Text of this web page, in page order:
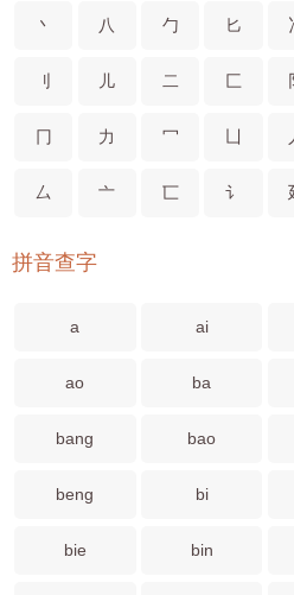
丶 八 勹 匕
刂 儿 二 匚
冂 力 冖
厶 亠 匸 讠
拼音查字
a ai
ao ba
bang bao
beng bi
bie bin